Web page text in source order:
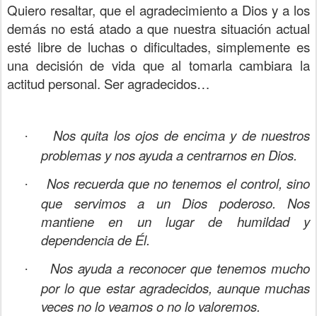
Quiero resaltar, que el agradecimiento a Dios y a los
demás no está atado a que nuestra situación actual
esté libre de luchas o dificultades, simplemente es
una decisión de vida que al tomarla cambiara la
actitud personal. Ser agradecidos…
·
Nos quita los ojos de encima y de nuestros
problemas y nos ayuda a centrarnos en Dios.
·
Nos recuerda que no tenemos el control, sino
que servimos a un Dios poderoso. Nos
mantiene en un lugar de humildad y
dependencia de Él.
·
Nos ayuda a reconocer que tenemos mucho
por lo que estar agradecidos, aunque muchas
veces no lo veamos o no lo valoremos.